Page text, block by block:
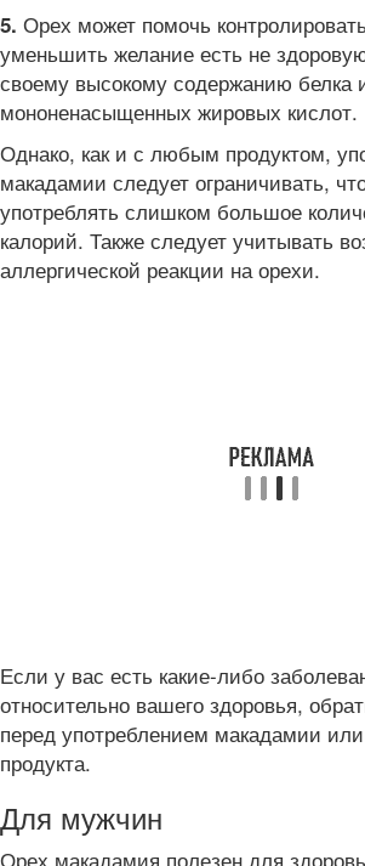
5. Орех может помочь
уменьшить желание есть не
своему высокому содержанию белка
мононенасыщенных жировых кислот.
Однако, как и с любым продуктом,
макадамии следует ограничивать,
употреблять слишком большое
калорий. Также следует учитывать
аллергической реакции на орехи.
Если у вас есть какие-либо
относительно вашего здоровья,
перед употреблением макадамии
продукта.
Для мужчин
Орех макадамия полезен для